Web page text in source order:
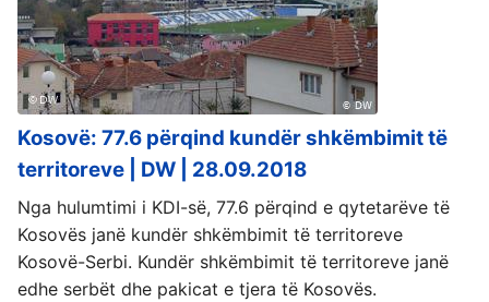
Kosovë: 77.6 përqind kundër shkëmbimit të
territoreve | DW | 28.09.2018
Nga hulumtimi i KDI-së, 77.6 përqind e qytetarëve të
Kosovës janë kundër shkëmbimit të territoreve
Kosovë-Serbi. Kundër shkëmbimit të territoreve janë
edhe serbët dhe pakicat e tjera të Kosovës.